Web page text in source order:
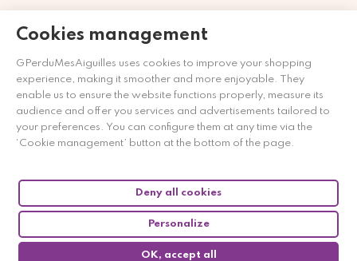
Cookies management
GPerduMesAiguilles uses cookies to improve your shopping
experience, making it smoother and more enjoyable. They
enable us to ensure the website functions properly, measure its
audience and offer you services and advertisements tailored to
your preferences. You can configure them at any time via the
‘Cookie management’ button at the bottom of the page.
OK, accept all
Deny all cookies
Personalize
Merchant approved by Guaranteed Reviews Company,
here to display attestation.